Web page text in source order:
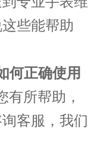
些能帮助
何正确使用
有所帮助，
客服，我们